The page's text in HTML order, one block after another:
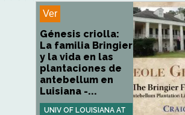
Ver
Génesis criolla:
La familia Bringier
y la vida en las
plantaciones de
antebellum en
Luisiana -...
UNIV OF LOUISIANA AT